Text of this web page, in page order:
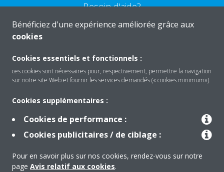
Besoin d'aide?
Produits
Solutions
Bénéficiez d'une expérience améliorée grâce aux
cookies
Cookies essentiels et fonctionnels :
ces cookies sont nécessaires pour, respectivement, permettre la navigation
sur notre site Web et fournir les services demandés (« cookies minimum»).
Cookies supplémentaires :
Cookies de performance :
Cookies publicitaires / de ciblage :
Pour en savoir plus sur nos cookies, rendez-vous sur notre
page Avis relatif aux cookies.